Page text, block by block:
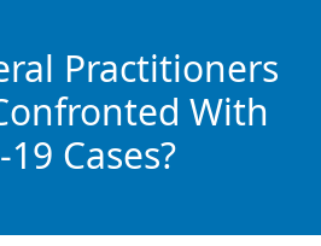
Practitioners
With
Cases?